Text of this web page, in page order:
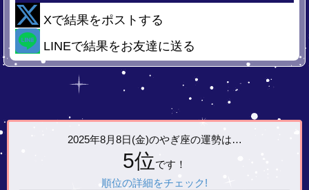
Xで結果をポストする
LINEで結果をお友達に送る
2025年8月8日(金)のやぎ座の運勢は…
5位です！
順位の詳細をチェック!